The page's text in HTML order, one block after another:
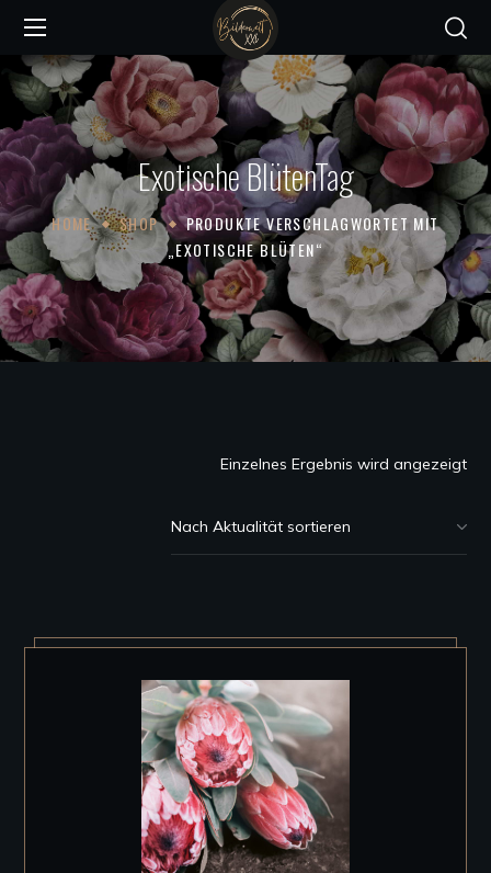
Exotische BlütenTag
HOME SHOP
PRODUKTE VERSCHLAGWORTET MIT
„EXOTISCHE BLÜTEN“
Einzelnes Ergebnis wird angezeigt